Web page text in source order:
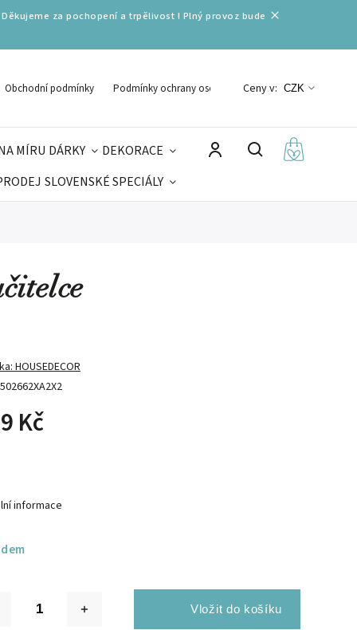
za pochopení a trpělivost ! Plný provoz bude
Obchodní podmínky Podmínky ochrany osobních údajů
Ceny v: CZK
MÍRU DÁRKY
DEKORACE
SLOVENSKÉ SPECIÁLY
502662XA2X2
HOUSEDECOR
Kč
informace